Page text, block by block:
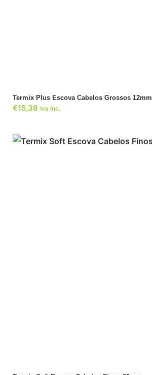
Termix Plus Escova Cabelos Grossos 12mm
€15,38 Iva Inc.